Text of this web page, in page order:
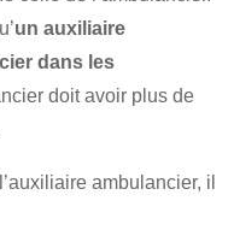
un auxiliaire
dans les
doit avoir plus de
ambulancier, il